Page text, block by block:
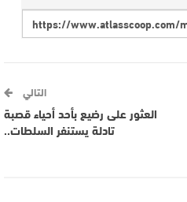
التالي
العثور على رضيع بأحد أحياء قصبة
تادلة يستنفر السلطات..